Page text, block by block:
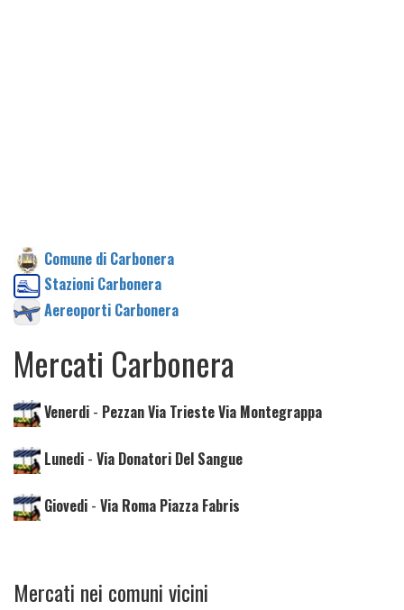
Comune di Carbonera
Stazioni Carbonera
Aereoporti Carbonera
Mercati Carbonera
Venerdi - Pezzan Via Trieste Via Montegrappa
Lunedi - Via Donatori Del Sangue
Giovedi - Via Roma Piazza Fabris
Mercati nei comuni vicini